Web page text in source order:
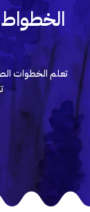
تعلم الخطوات